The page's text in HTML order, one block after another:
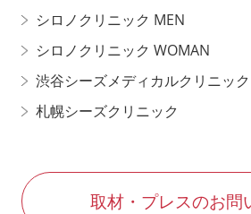
シロノクリニック MEN
シロノクリニック WOMAN
渋谷シーズメディカルクリニック
札幌シーズクリニック
取材・プレスのお問